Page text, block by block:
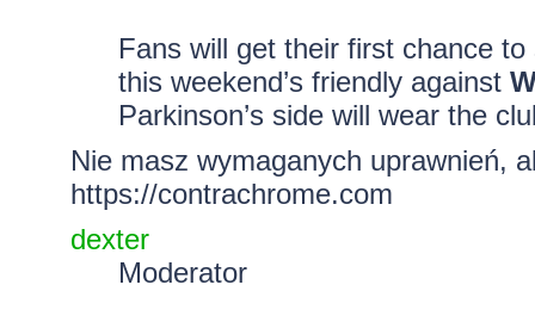
Fans will get their first chance
this weekend’s friendly against
Parkinson’s side will wear the
Nie masz wymaganych uprawnień,
https://contrachrome.com
dexter
Moderator